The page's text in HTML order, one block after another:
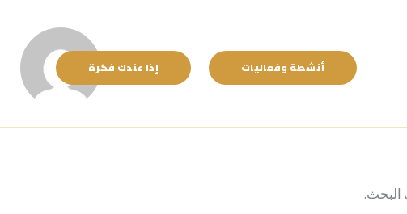
أنشطة وفعاليات إذا عندك فكرة
البحث.